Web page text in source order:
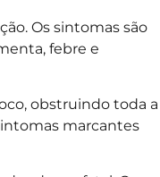
Os sintomas são
febre e
obstruindo toda a
marcantes